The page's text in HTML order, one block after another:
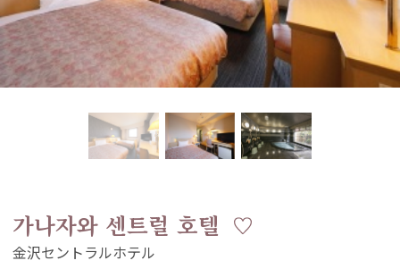
가나자와 센트럴 호텔